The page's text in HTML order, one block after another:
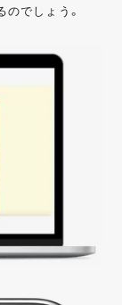
でしょう。